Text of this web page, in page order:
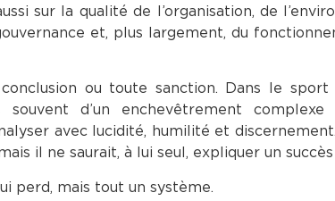
sur la qualité de l’organisation, de
et, plus largement, du
ou toute sanction. Dans le
d’un enchevêtrement complexe
avec lucidité, humilité et
il ne saurait, à lui seul, expliquer un succès
perd, mais tout un système.